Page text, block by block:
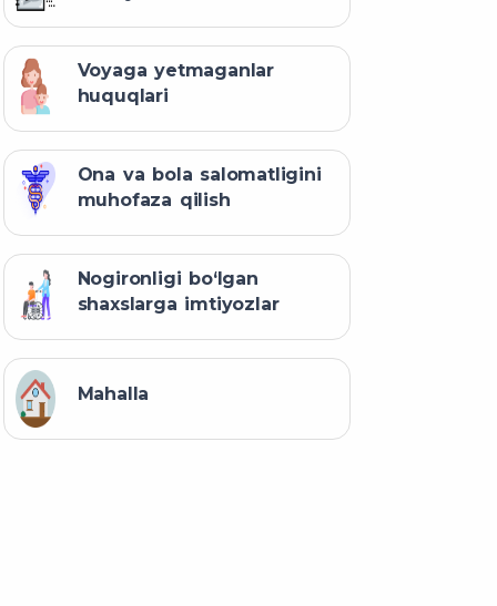
Voyaga yetmaganlar
huquqlari
Ona va bola salomatligini
muhofaza qilish
Nogironligi bo‘lgan
shaxslarga imtiyozlar
Mahalla